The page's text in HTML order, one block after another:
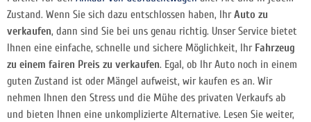
Zustand. Wenn Sie sich dazu entschlossen haben, IhrAuto zu
verkaufen, dann sind Sie bei uns genau richtig. Unser Service bietet
Ihnen eine einfache, schnelle und sichere Möglichkeit, Ihr Fahrzeug
zu einem fairen Preis zu verkaufen. Egal, ob Ihr Auto noch in einem
guten Zustand ist oder Mängel aufweist, wir kaufen es an. Wir
nehmen Ihnen den Stress und die Mühe des privaten Verkaufs ab
und bieten Ihnen eine unkomplizierte Alternative. Lesen Sie weiter,